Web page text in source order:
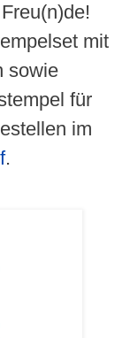
mit
sowie
für
im
.